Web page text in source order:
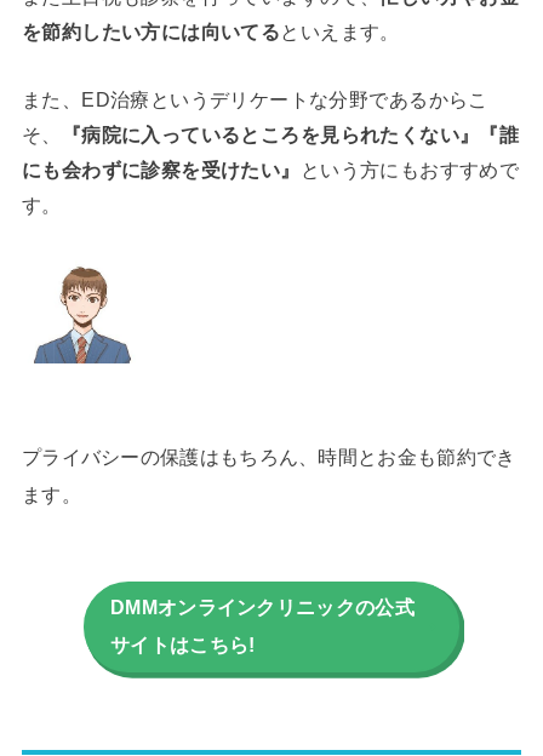
を節約したい方には向いてるといえます。
また、ED治療というデリケートな分野であるからこ
そ、
『病院に入っているところを見られたくない』『誰
にも会わずに診察を受けたい』
という方にもおすすめで
す。
プライバシーの保護はもちろん、時間とお金も節約でき
ます。
DMMオンラインクリニックの公式
サイトはこちら!